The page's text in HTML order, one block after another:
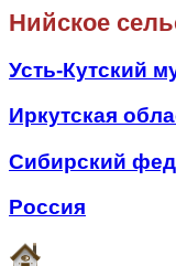
Нийское
Усть-Кутский
Иркутская
Сибирский
Россия